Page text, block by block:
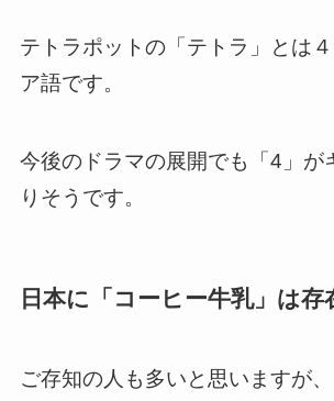
テトラポットの「テトラ」とは
ア語です。
今後のドラマの展開でも「4」が
りそうです。
日本に「コーヒー牛乳」は存
ご存知の人も多いと思いますが、